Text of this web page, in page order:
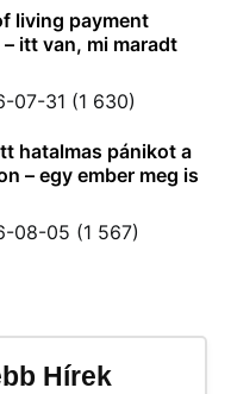
living payment
itt van, mi maradt
07-31 (1 630)
hatalmas pánikot a
– egy ember meg is
08-05 (1 567)
Hírek